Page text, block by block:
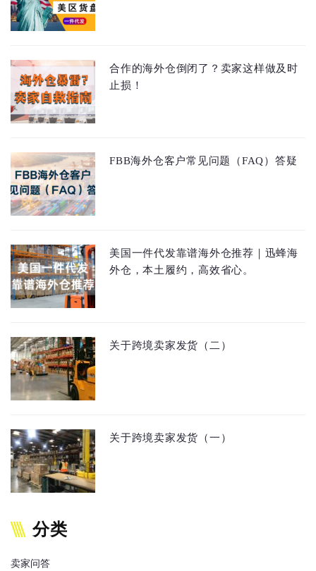
合作的海外仓倒闭了？卖家这样做及时
止损！
FBB海外仓客户常见问题（FAQ）答疑
美国一件代发靠谱海外仓推荐｜迅蜂海
外仓，本土履约，高效省心。
关于跨境卖家发货（二）
关于跨境卖家发货（一）
分类
卖家问答